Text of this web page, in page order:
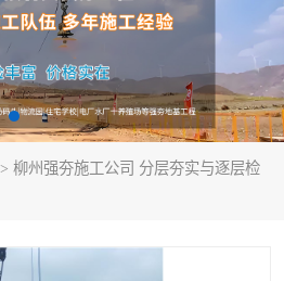
> 柳州强夯施工公司 分层夯实与逐层检
强夯机租赁
强夯施工队伍